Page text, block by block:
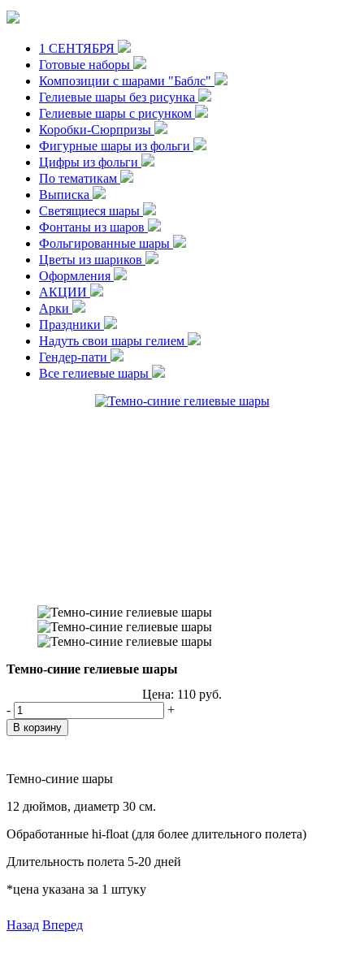
1 СЕНТЯБРЯ
Готовые наборы
Композиции с шарами "Баблс"
Гелиевые шары без рисунка
Гелиевые шары с рисунком
Коробки-Сюрпризы
Фигурные шары из фольги
Цифры из фольги
По тематикам
Выписка
Светящиеся шары
Фонтаны из шаров
Фольгированные шары
Цветы из шариков
Оформления
АКЦИИ
Арки
Праздники
Надуть свои шары гелием
Гендер-пати
Все гелиевые шары
Темно-синие гелиевые шары
Цена: 110 руб.
-
+
Темно-синие шары
12 дюймов, диаметр 30 см.
Обработанные hi-float (для более длительного полета)
Длительность полета 5-20 дней
*цена указана за 1 штуку
Назад Вперед